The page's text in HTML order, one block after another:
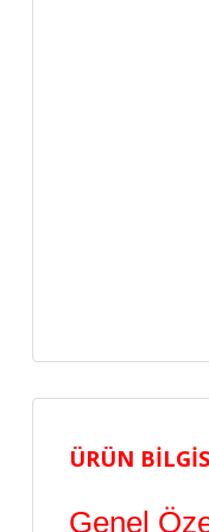
ÜRÜN
Genel